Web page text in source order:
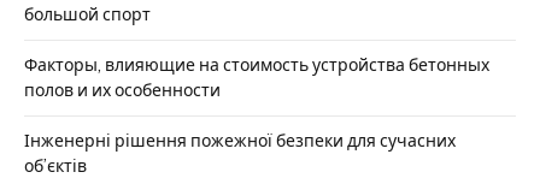
большой спорт
Факторы, влияющие на стоимость устройства бетонных
полов и их особенности
Інженерні рішення пожежної безпеки для сучасних
об’єктів